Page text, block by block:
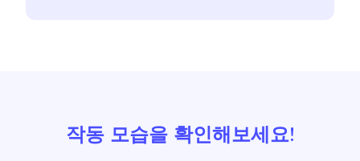
작동 모습을 확인해보세요!